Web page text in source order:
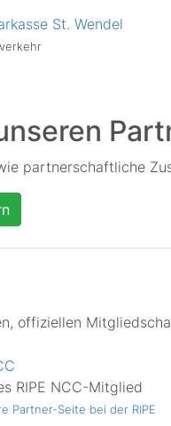
St. Wendel
partnerschaftliche
offiziellen
RIPE NCC-Mitglied
Partner-Seite bei der RIPE